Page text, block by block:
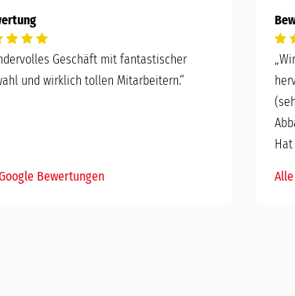
Geschäft mit fantastischer
und wirklich tollen Mitarbeitern.“
Bewertungen
„